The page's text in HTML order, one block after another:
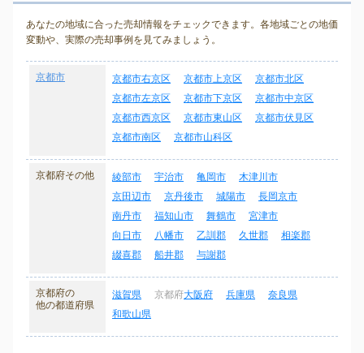
あなたの地域に合った売却情報をチェックできます。各地域ごとの地価
変動や、実際の売却事例を見てみましょう。
京都市 京都市右京区 京都市上京区
京都市北区
京都市左京区
京都市下京区
京都市中京区
京都市西京区
京都市東山区
京都市伏見区
京都市南区
京都市山科区
京都府その他 綾部市 宇治市 亀岡市
木津川市
京田辺市
京丹後市 城陽市
長岡京市
南丹市
福知山市 舞鶴市
宮津市
向日市
八幡市 乙訓郡 久世郡
相楽郡
綴喜郡
船井郡 与謝郡
京都府の
他の都道府県
滋賀県 京都府大阪府 兵庫県
奈良県
和歌山県